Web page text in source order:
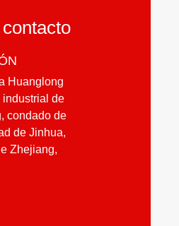
Huanglong
industrial de
condado de
de Jinhua,
Zhejiang,